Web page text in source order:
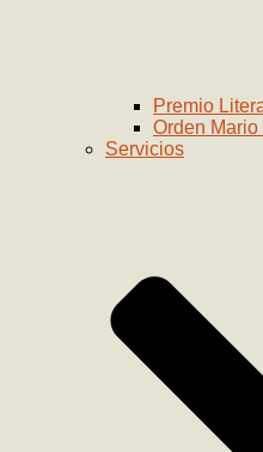
Premio
Orden
Servicios